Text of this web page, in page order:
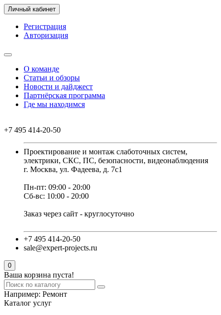
Личный кабинет
Регистрация
Авторизация
О команде
Статьи и обзоры
Новости и дайджест
Партнёрская программа
Где мы находимся
+7 495 414-20-50
Проектирование и монтаж слаботочных систем,
электрики, СКС, ПС, безопасности, видеонаблюдения
г. Москва, ул. Фадеева, д. 7с1
Пн-пт: 09:00 - 20:00
Сб-вс: 10:00 - 20:00
Заказ через сайт - круглосуточно
+7 495 414-20-50
sale@expert-projects.ru
0
Ваша корзина пуста!
Например: Ремонт
Каталог услуг